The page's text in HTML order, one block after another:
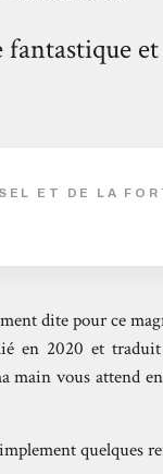
fantastique
ET DE LA
dite pour ce
en 2020 et
main vous attend
quelques